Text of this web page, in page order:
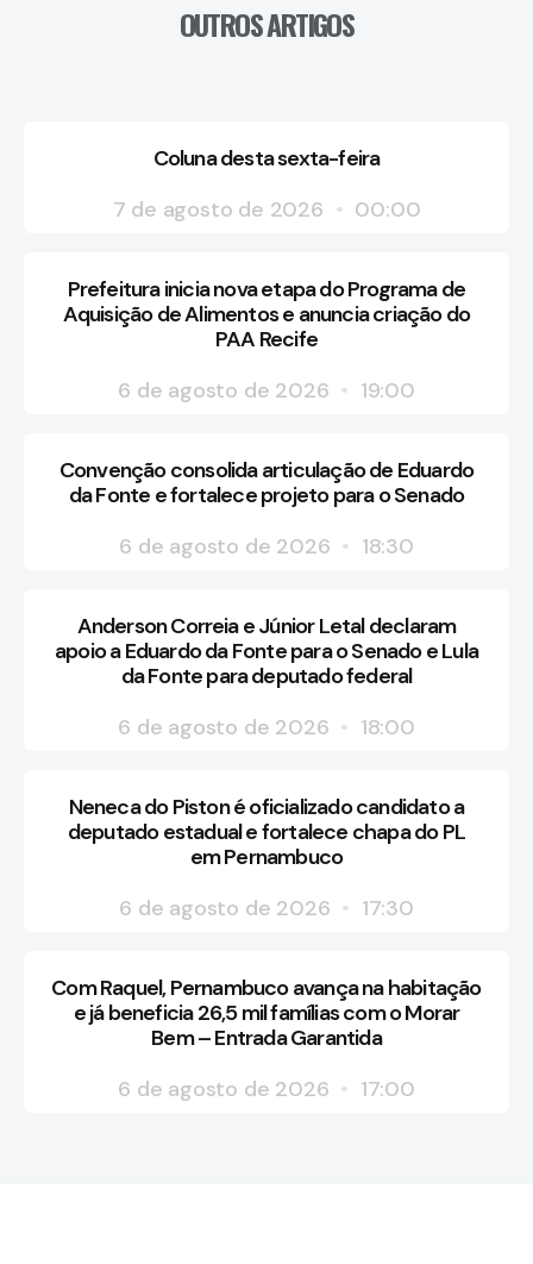
OUTROS ARTIGOS
Coluna desta sexta-feira
7 de agosto de 2026
00:00
Prefeitura inicia nova etapa do Programa de
Aquisição de Alimentos e anuncia criação do
PAA Recife
6 de agosto de 2026
19:00
Convenção consolida articulação de Eduardo
da Fonte e fortalece projeto para o Senado
6 de agosto de 2026
18:30
Anderson Correia e Júnior Letal declaram
apoio a Eduardo da Fonte para o Senado e Lula
da Fonte para deputado federal
6 de agosto de 2026
18:00
Neneca do Piston é oficializado candidato a
deputado estadual e fortalece chapa do PL
em Pernambuco
6 de agosto de 2026
17:30
Com Raquel, Pernambuco avança na habitação
e já beneficia 26,5 mil famílias com o Morar
Bem – Entrada Garantida
6 de agosto de 2026
17:00